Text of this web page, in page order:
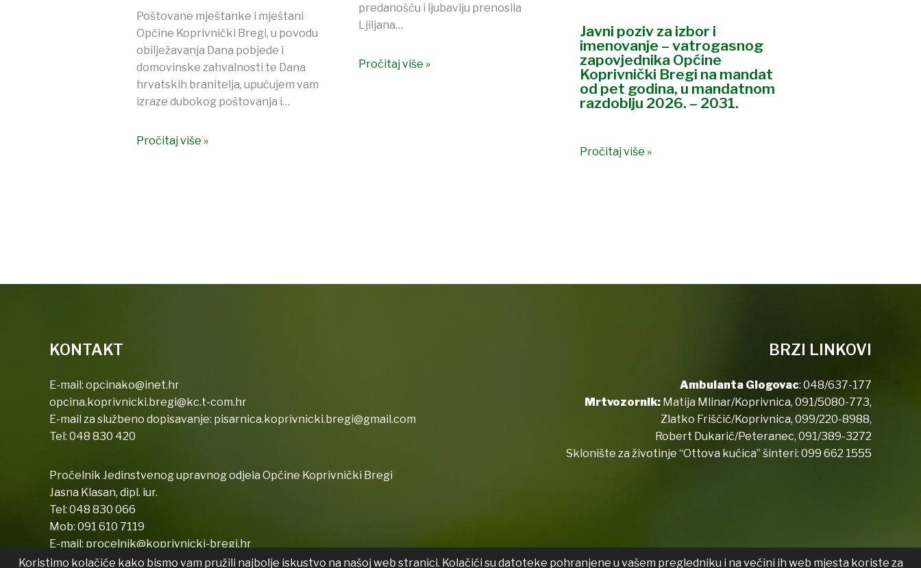
Poštovane mještanke i mještani
Općine Koprivnički Bregi, u povodu
obilježavanja Dana pobjede i
domovinske zahvalnosti te Dana
hrvatskih branitelja, upućujem vam
izraze dubokog poštovanja i…
Pročitaj više »
predanošću i ljubavlju prenosila
Ljiljana…
Pročitaj više »
Javni poziv za izbor i
imenovanje – vatrogasnog
zapovjednika Općine
Koprivnički Bregi na mandat
od pet godina, u mandatnom
razdoblju 2026. – 2031.
Pročitaj više »
KONTAKT
E-mail: opcinako@inet.hr
opcina.koprivnicki.bregi@kc.t-com.hr
E-mail za službeno dopisavanje: pisarnica.koprivnicki.bregi@gmail.com
Tel: 048 830 420
Pročelnik Jedinstvenog upravnog odjela Općine Koprivnički Bregi
Jasna Klasan, dipl. iur.
Tel: 048 830 066
Mob: 091 610 7119
E-mail: procelnik@koprivnicki-bregi.hr
BRZI LINKOVI
Ambulanta Glogovac: 048/637-177
Mrtvozornik: Matija Mlinar/Koprivnica, 091/5080-773,
Zlatko Friščić/Koprivnica, 099/220-8988,
Robert Dukarić/Peteranec, 091/389-3272
Sklonište za životinje “Ottova kućica” šinteri: 099 662 1555
Koristimo kolačiće kako bismo vam pružili najbolje iskustvo na našoj web stranici. Kolačići su datoteke pohranjene u vašem pregledniku i na većini ih web mjesta koriste za